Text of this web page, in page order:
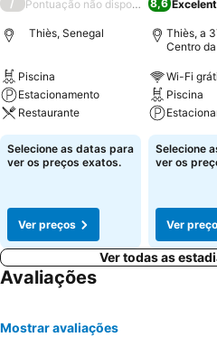
/ Pontuação não disponível
Thiès, Senegal
Piscina
Estacionamento
Restaurante
Selecione as datas para
ver os preços exatos.
Ver preços
8,6
Thiès, a
Centro
Wi-Fi
Piscina
Selecione
ver os
Ver
Ver todas as
Avaliações
Mostrar avaliações